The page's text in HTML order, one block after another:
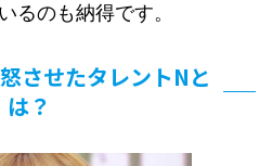
るのも納得です。
させたタレントNと
は？